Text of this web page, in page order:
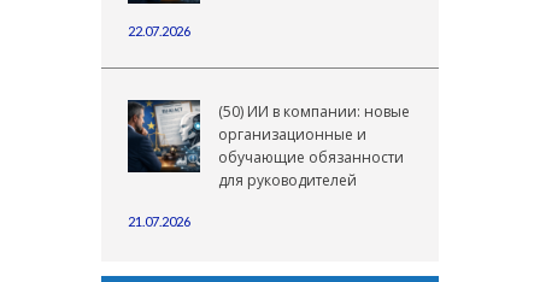
22.07.2026
(50) ИИ в компании: новые
организационные и
обучающие обязанности
для руководителей
21.07.2026